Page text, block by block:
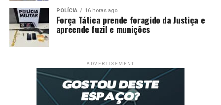
POLÍCIA 16 horas ago
Força Tática prende foragido da Justiça e
apreende fuzil e munições
ADVERTISEMENT